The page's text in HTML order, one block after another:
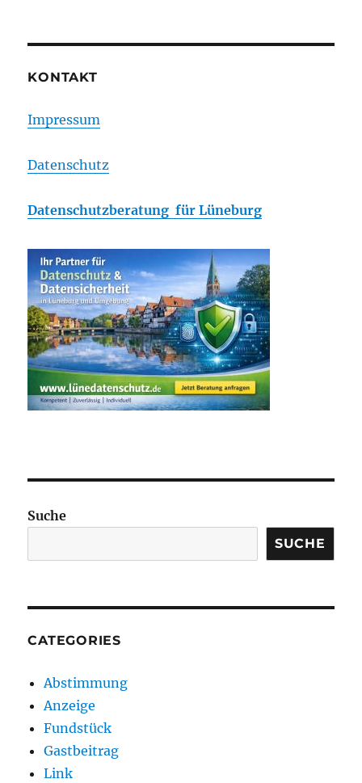
PAG
KONTAKT
Impressum
Datenschutz
Datenschutzberatung für Lüneburg
Suche
SUCHE
CATEGORIES
Abstimmung
Anzeige
Fundstück
Gastbeitrag
Link